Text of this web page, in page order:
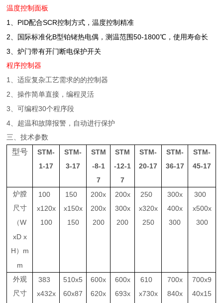
温度控制面板
1 、 PID配合SCR控制方式，温度控制精准
2、国际标准化B型铂铑热电偶，测温范围50-1800℃，使用寿命长
3、炉门带有开门断电保护开关
程序控制器
1 、适应复杂工艺需求的的控制器
2、操作简单直接，编程灵活
3、可编程30个程序段
4、超温和故障报警，自动进行保护
三、技术参数
型号
STM-
1-17
STM-
3-17
STM
-8-1
7
STM
-12-1
7
STM-
20-17
STM-
36-17
STM-
45-17
炉膛
尺寸
（W
xD x
H ） m
m
100
x120x
100
150
x150x
150
200x
200x
200
200x
300x
200
250
x320x
250
300x
400x
300
300
x500x
300
外观
尺寸
383
x432x
510x5
60x87
600x
620x
600x
693x
610
x730x
700x
840x
700x9
40x15